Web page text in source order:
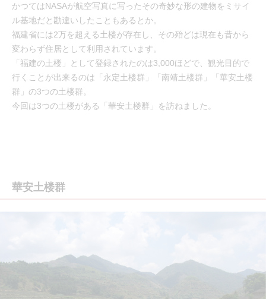
かつてはNASAが航空写真に写ったその奇妙な形の建物をミサイ
ル基地だと勘違いしたこともあるとか。
福建省には2万を超える土楼が存在し、その殆どは現在も昔から
変わらず住居として利用されています。
「福建の土楼」として登録されたのは3,000ほどで、観光目的で
行くことが出来るのは「永定土楼群」「南靖土楼群」「華安土楼
群」の3つの土楼群。
今回は3つの土楼がある「華安土楼群」を訪ねました。
華安土楼群